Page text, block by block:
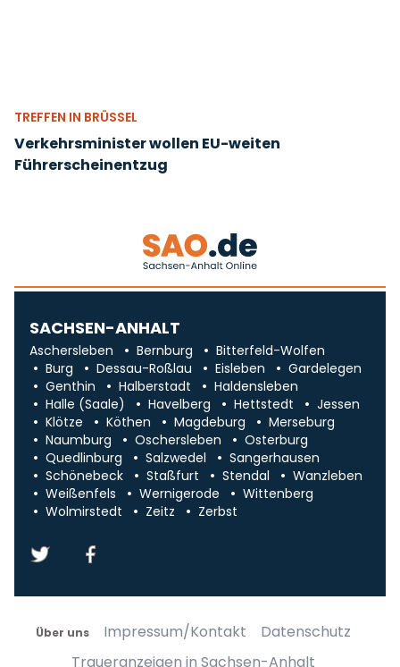
TREFFEN IN BRÜSSEL
Verkehrsminister wollen EU-weiten
Führerscheinentzug
SACHSEN-ANHALT
Aschersleben Bernburg
Bitterfeld-Wolfen
Burg
Dessau-Roßlau Eisleben
Gardelegen
Genthin
Halberstadt
Haldensleben
Halle (Saale)
Havelberg Hettstedt
Jessen
Klötze
Köthen Magdeburg
Merseburg
Naumburg
Oschersleben
Osterburg
Quedlinburg
Salzwedel
Sangerhausen
Schönebeck
Staßfurt Stendal
Wanzleben
Weißenfels
Wernigerode
Wittenberg
Wolmirstedt
Zeitz Zerbst
Über uns Impressum/Kontakt
Datenschutz
Traueranzeigen in Sachsen-Anhalt